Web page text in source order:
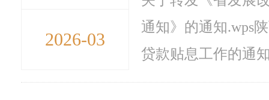
2026-03
通知》的通知.wps
贷款贴息工作的通